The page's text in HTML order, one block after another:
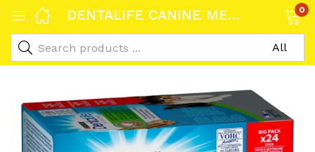
DENTALIFE CANINE MEDIUM 550GR 0